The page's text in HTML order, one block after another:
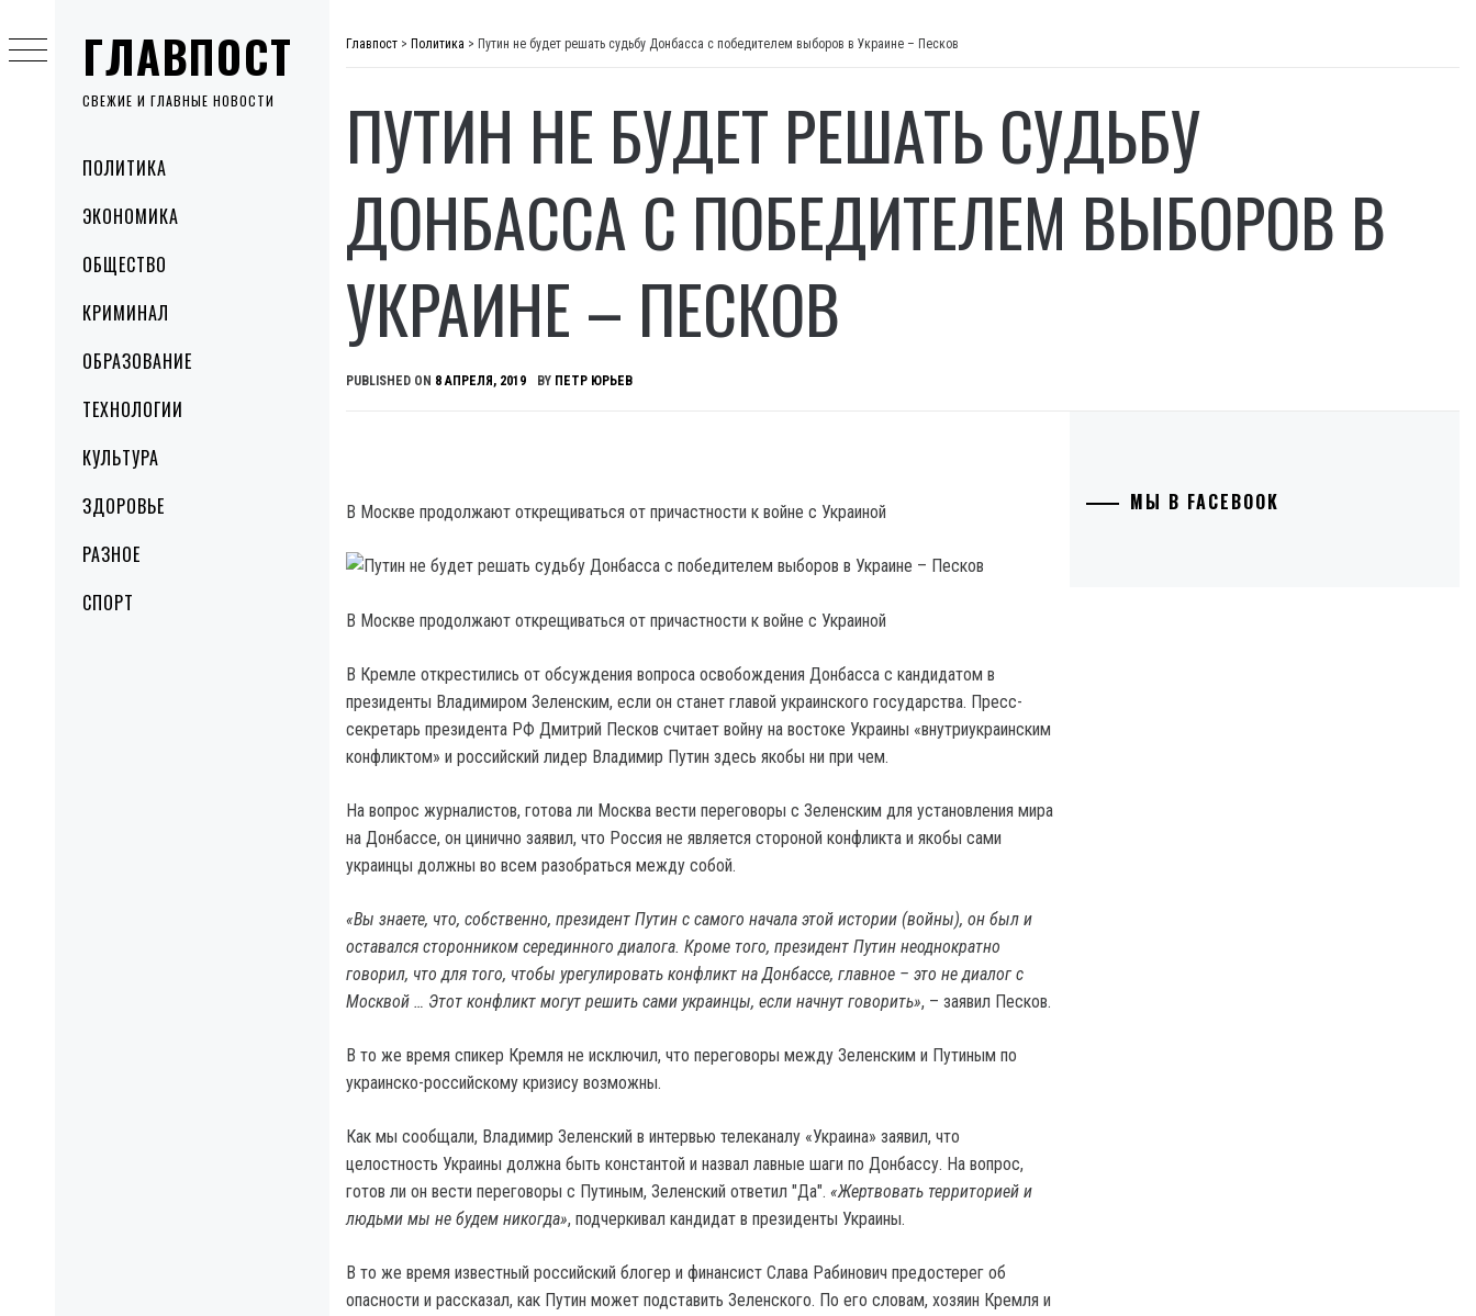
ГЛАВПОСТ
СВЕЖИЕ И ГЛАВНЫЕ НОВОСТИ
MenuПОЛИТИКА
ЭКОНОМИКА
ОБЩЕСТВО
КРИМИНАЛ
ОБРАЗОВАНИЕ
ТЕХНОЛОГИИ
КУЛЬТУРА
ЗДОРОВЬЕ
РАЗНОЕ
СПОРТ
to
content
Главпост > Политика > Путин не будет решать судьбу Донбасса с победителем выборов в Украине – Песков
ПУТИН НЕ БУДЕТ РЕШАТЬ СУДЬБУ
ДОНБАССА С ПОБЕДИТЕЛЕМ ВЫБОРОВ В
УКРАИНЕ – ПЕСКОВ
PUBLISHED ON 8 АПРЕЛЯ, 2019 BY ПЕТР ЮРЬЕВ
В Москве продолжают открещиваться от причастности к войне с Украиной
В Москве продолжают открещиваться от причастности к войне с Украиной
В Кремле открестились от обсуждения вопроса освобождения Донбасса с кандидатом в
президенты Владимиром Зеленским, если он станет главой украинского государства. Пресс-
секретарь президента РФ Дмитрий Песков считает войну на востоке Украины «внутриукраинским
конфликтом» и российский лидер Владимир Путин здесь якобы ни при чем.
На вопрос журналистов, готова ли Москва вести переговоры с Зеленским для установления мира
на Донбассе, он цинично заявил, что Россия не является стороной конфликта и якобы сами
украинцы должны во всем разобраться между собой.
«Вы знаете, что, собственно, президент Путин с самого начала этой истории (войны), он был и
оставался сторонником серединного диалога. Кроме того, президент Путин неоднократно
говорил, что для того, чтобы урегулировать конфликт на Донбассе, главное – это не диалог с
Москвой … Этот конфликт могут решить сами украинцы, если начнут говорить», – заявил Песков.
В то же время спикер Кремля не исключил, что переговоры между Зеленским и Путиным по
украинско-российскому кризису возможны.
Как мы сообщали, Владимир Зеленский в интервью телеканалу «Украина» заявил, что
целостность Украины должна быть константой и назвал лавные шаги по Донбассу. На вопрос,
готов ли он вести переговоры с Путиным, Зеленский ответил "Да". «Жертвовать территорией и
людьми мы не будем никогда», подчеркивал кандидат в президенты Украины.
В то же время известный российский блогер и финансист Слава Рабинович предостерег об
опасности и рассказал, как Путин может подставить Зеленского. По его словам, хозяин Кремля и
МЫ В FACEBOOK